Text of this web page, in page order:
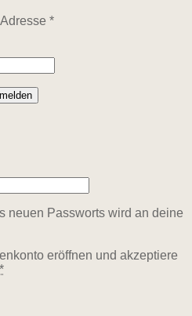
*Erforderlich
neuen Passworts wird an deine
eröffnen und akzeptiere
*